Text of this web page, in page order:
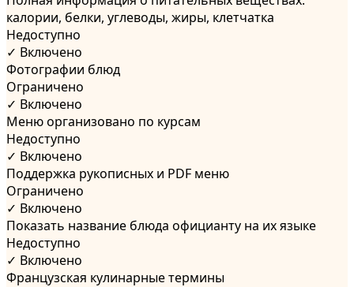
калории, белки, углеводы, жиры, клетчатка
Недоступно
✓ Включено
Фотографии блюд
Ограничено
✓ Включено
Меню организовано по курсам
Недоступно
✓ Включено
Поддержка рукописных и PDF меню
Ограничено
✓ Включено
Показать название блюда официанту на их языке
Недоступно
✓ Включено
Французская кулинарные термины